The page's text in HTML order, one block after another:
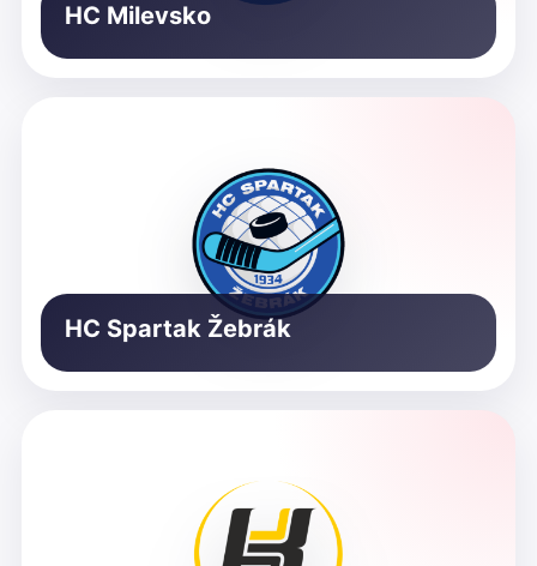
HC Milevsko
HC Spartak Žebrák